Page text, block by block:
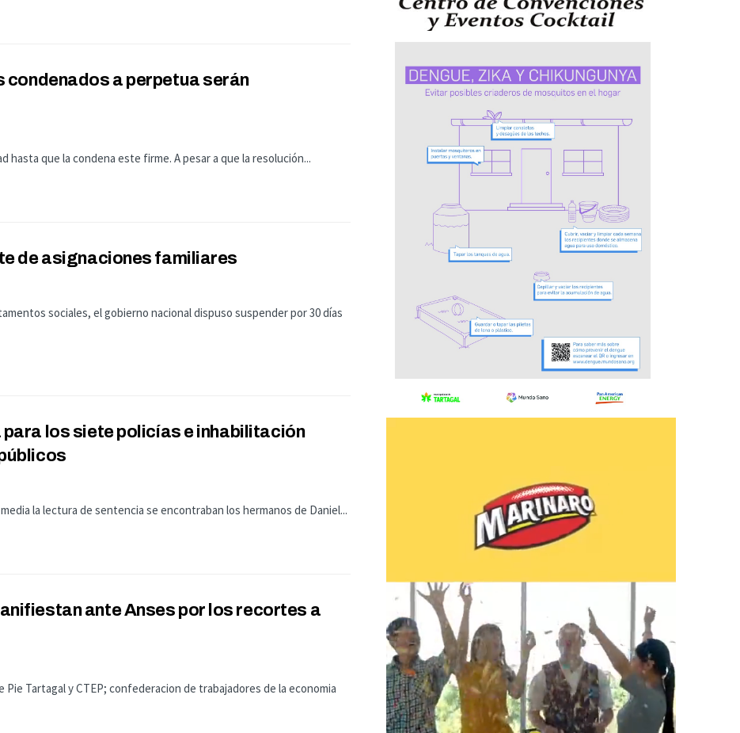
a perpetua serán
que la condena este firme. A pesar a que la resolución...
de asignaciones familiares
sociales, el gobierno nacional dispuso suspender por 30 días
los siete policías e inhabilitación
la lectura de sentencia se encontraban los hermanos de Daniel...
ante Anses por los recortes a
Pie Tartagal y CTEP; confederacion de trabajadores de la economia